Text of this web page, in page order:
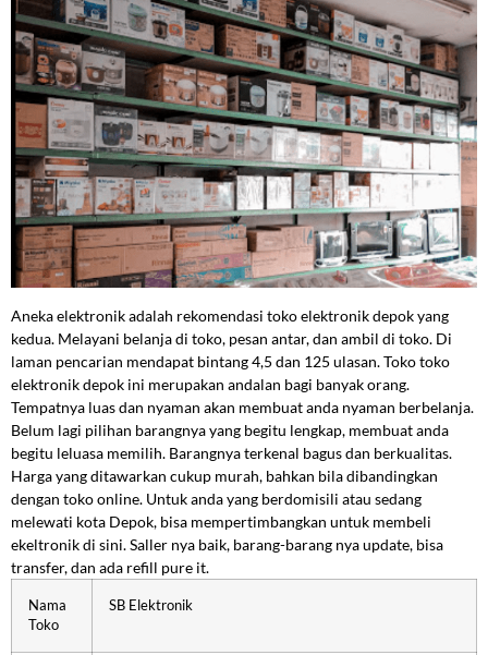
Aneka elektronik adalah rekomendasi toko elektronik depok yang
kedua. Melayani belanja di toko, pesan antar, dan ambil di toko. Di
laman pencarian mendapat bintang 4,5 dan 125 ulasan. Toko toko
elektronik depok ini merupakan andalan bagi banyak orang.
Tempatnya luas dan nyaman akan membuat anda nyaman berbelanja.
Belum lagi pilihan barangnya yang begitu lengkap, membuat anda
begitu leluasa memilih. Barangnya terkenal bagus dan berkualitas.
Harga yang ditawarkan cukup murah, bahkan bila dibandingkan
dengan toko online. Untuk anda yang berdomisili atau sedang
melewati kota Depok, bisa mempertimbangkan untuk membeli
ekeltronik di sini. Saller nya baik, barang-barang nya update, bisa
transfer, dan ada refill pure it.
Nama
Toko
SB Elektronik